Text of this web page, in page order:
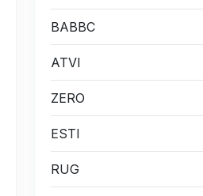
BABBC
ATVI
ZERO
ESTI
RUG